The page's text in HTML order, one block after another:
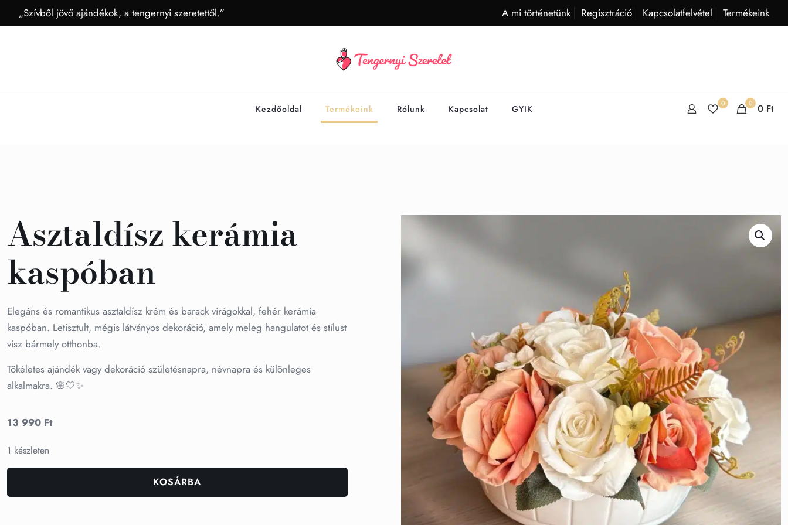
„Szívből jövő ajándékok, a tengernyi szeretettől.” A mi történetünk Regisztráció Kapcsolatfelvétel Termékeink
Kezdőoldal Termékeink Rólunk Kapcsolat GYIK 0 0 0 Ft
Asztaldísz kerámia
kaspóban
Elegáns és romantikus asztaldísz krém és barack virágokkal, fehér kerámia
kaspóban. Letisztult, mégis látványos dekoráció, amely meleg hangulatot és stílust
visz bármely otthonba.
Tökéletes ajándék vagy dekoráció születésnapra, névnapra és különleges
alkalmakra. 🌸🤍✨
13 990 Ft
1 készleten
KOSÁRBA